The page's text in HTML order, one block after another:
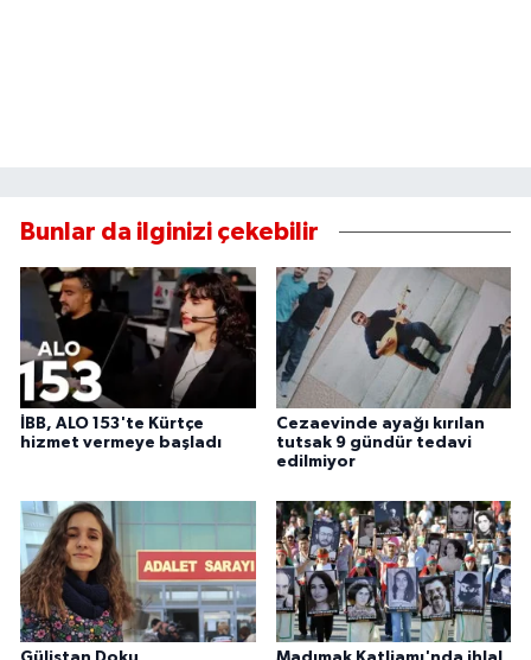
Bunlar da ilginizi çekebilir
İBB, ALO 153'te Kürtçe
hizmet vermeye başladı
Cezaevinde ayağı kırılan
tutsak 9 gündür tedavi
edilmiyor